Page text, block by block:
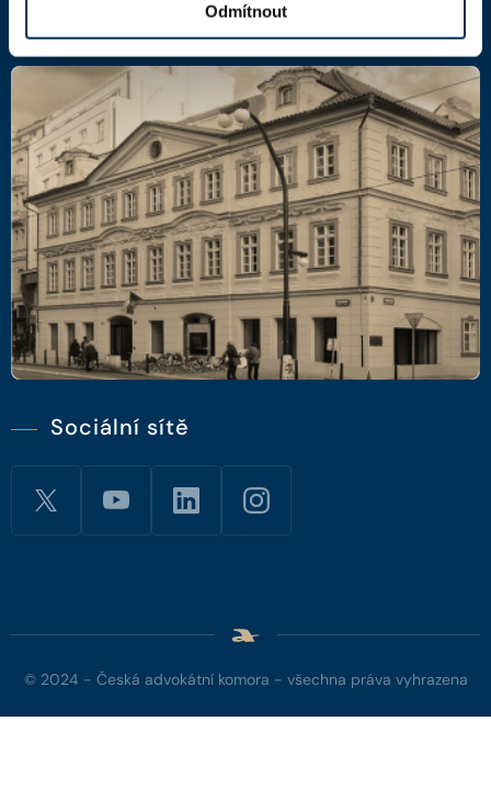
Odmítnout
Sociální sítě
© 2024 - Česká advokátní komora - všechna práva vyhrazena